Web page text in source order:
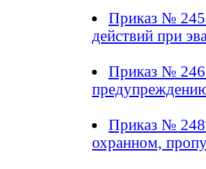
Приказ № 245
действий при
Приказ №
Приказ №
охранном,